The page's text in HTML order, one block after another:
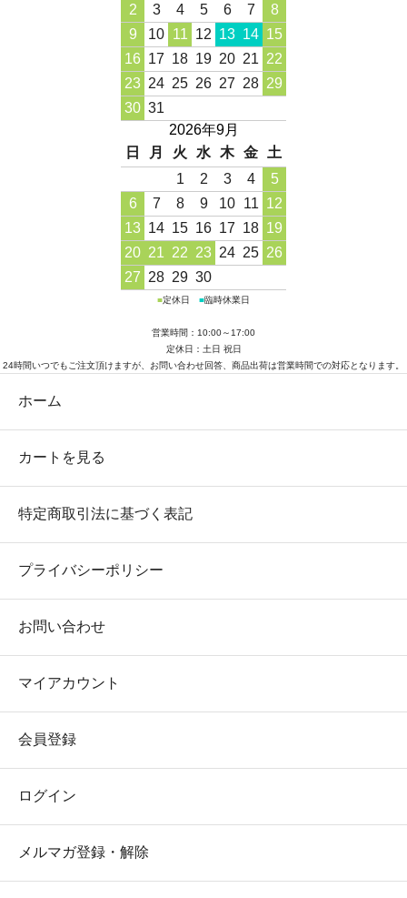
2
3 4 5 6 7
8
9
10 11 12 13 14 15
16 17 18 19 20 21 22
23 24 25 26 27 28 29
30 31
2026年9月
日
月 火 水 木 金
土
1
2 3 4
5
6
7 8 9 10 11 12
13 14 15 16 17 18 19
20 21 22 23 24 25 26
27 28 29 30
■定休日 ■臨時休業日
営業時間：10:00～17:00
定休日：土日 祝日
24時間いつでもご注文頂けますが、お問い合わせ回答、商品出荷は営業時間での対応となります。
ホーム
カートを見る
特定商取引法に基づく表記
プライバシーポリシー
お問い合わせ
マイアカウント
会員登録
ログイン
メルマガ登録・解除